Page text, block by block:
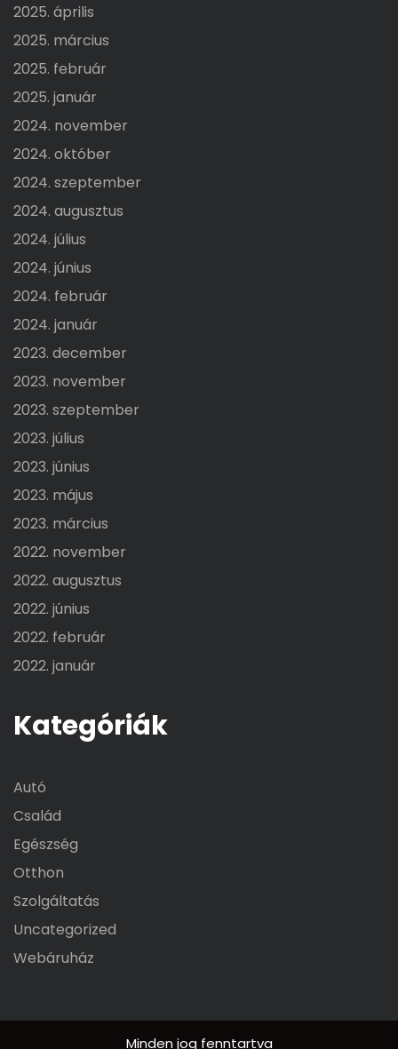
2025. április
2025. március
2025. február
2025. január
2024. november
2024. október
2024. szeptember
2024. augusztus
2024. július
2024. június
2024. február
2024. január
2023. december
2023. november
2023. szeptember
2023. július
2023. június
2023. május
2023. március
2022. november
2022. augusztus
2022. június
2022. február
2022. január
Kategóriák
Autó
Család
Egészség
Otthon
Szolgáltatás
Uncategorized
Webáruház
Minden jog fenntartva